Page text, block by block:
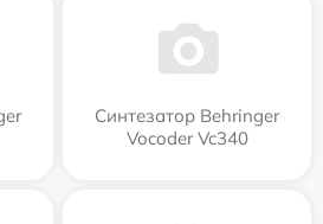
Синтезатор Behringer
Vocoder Vc340